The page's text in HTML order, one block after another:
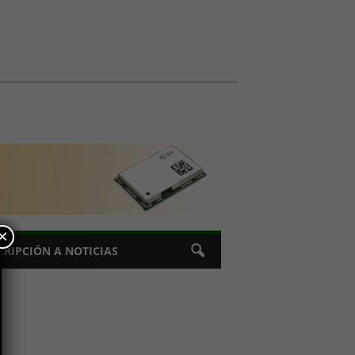
A NOTICIAS